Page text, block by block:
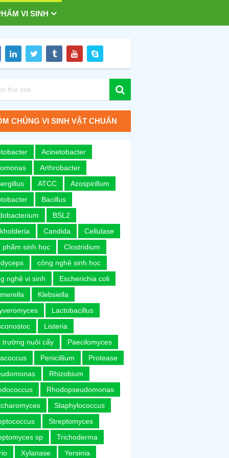
VI SINH
CHỦNG VI SINH VẬT CHUẨN
Acinetobacter
Arthrobacter
ATCC
Azospirillum
Bacillus
BSL2
Candida
Cellulase
phẩm sinh học
Clostridium
công nghệ sinh học
nghệ vi sinh
Escherichia coli
Klebsiella
Lactobacillus
Listeria
trường nuôi cấy
Paecilomyces
Penicillium
Protease
Rhizobium
Rhodopseudomonas
Staphylococcus
Streptomyces
sp
Trichoderma
Xylanase
Yersinia